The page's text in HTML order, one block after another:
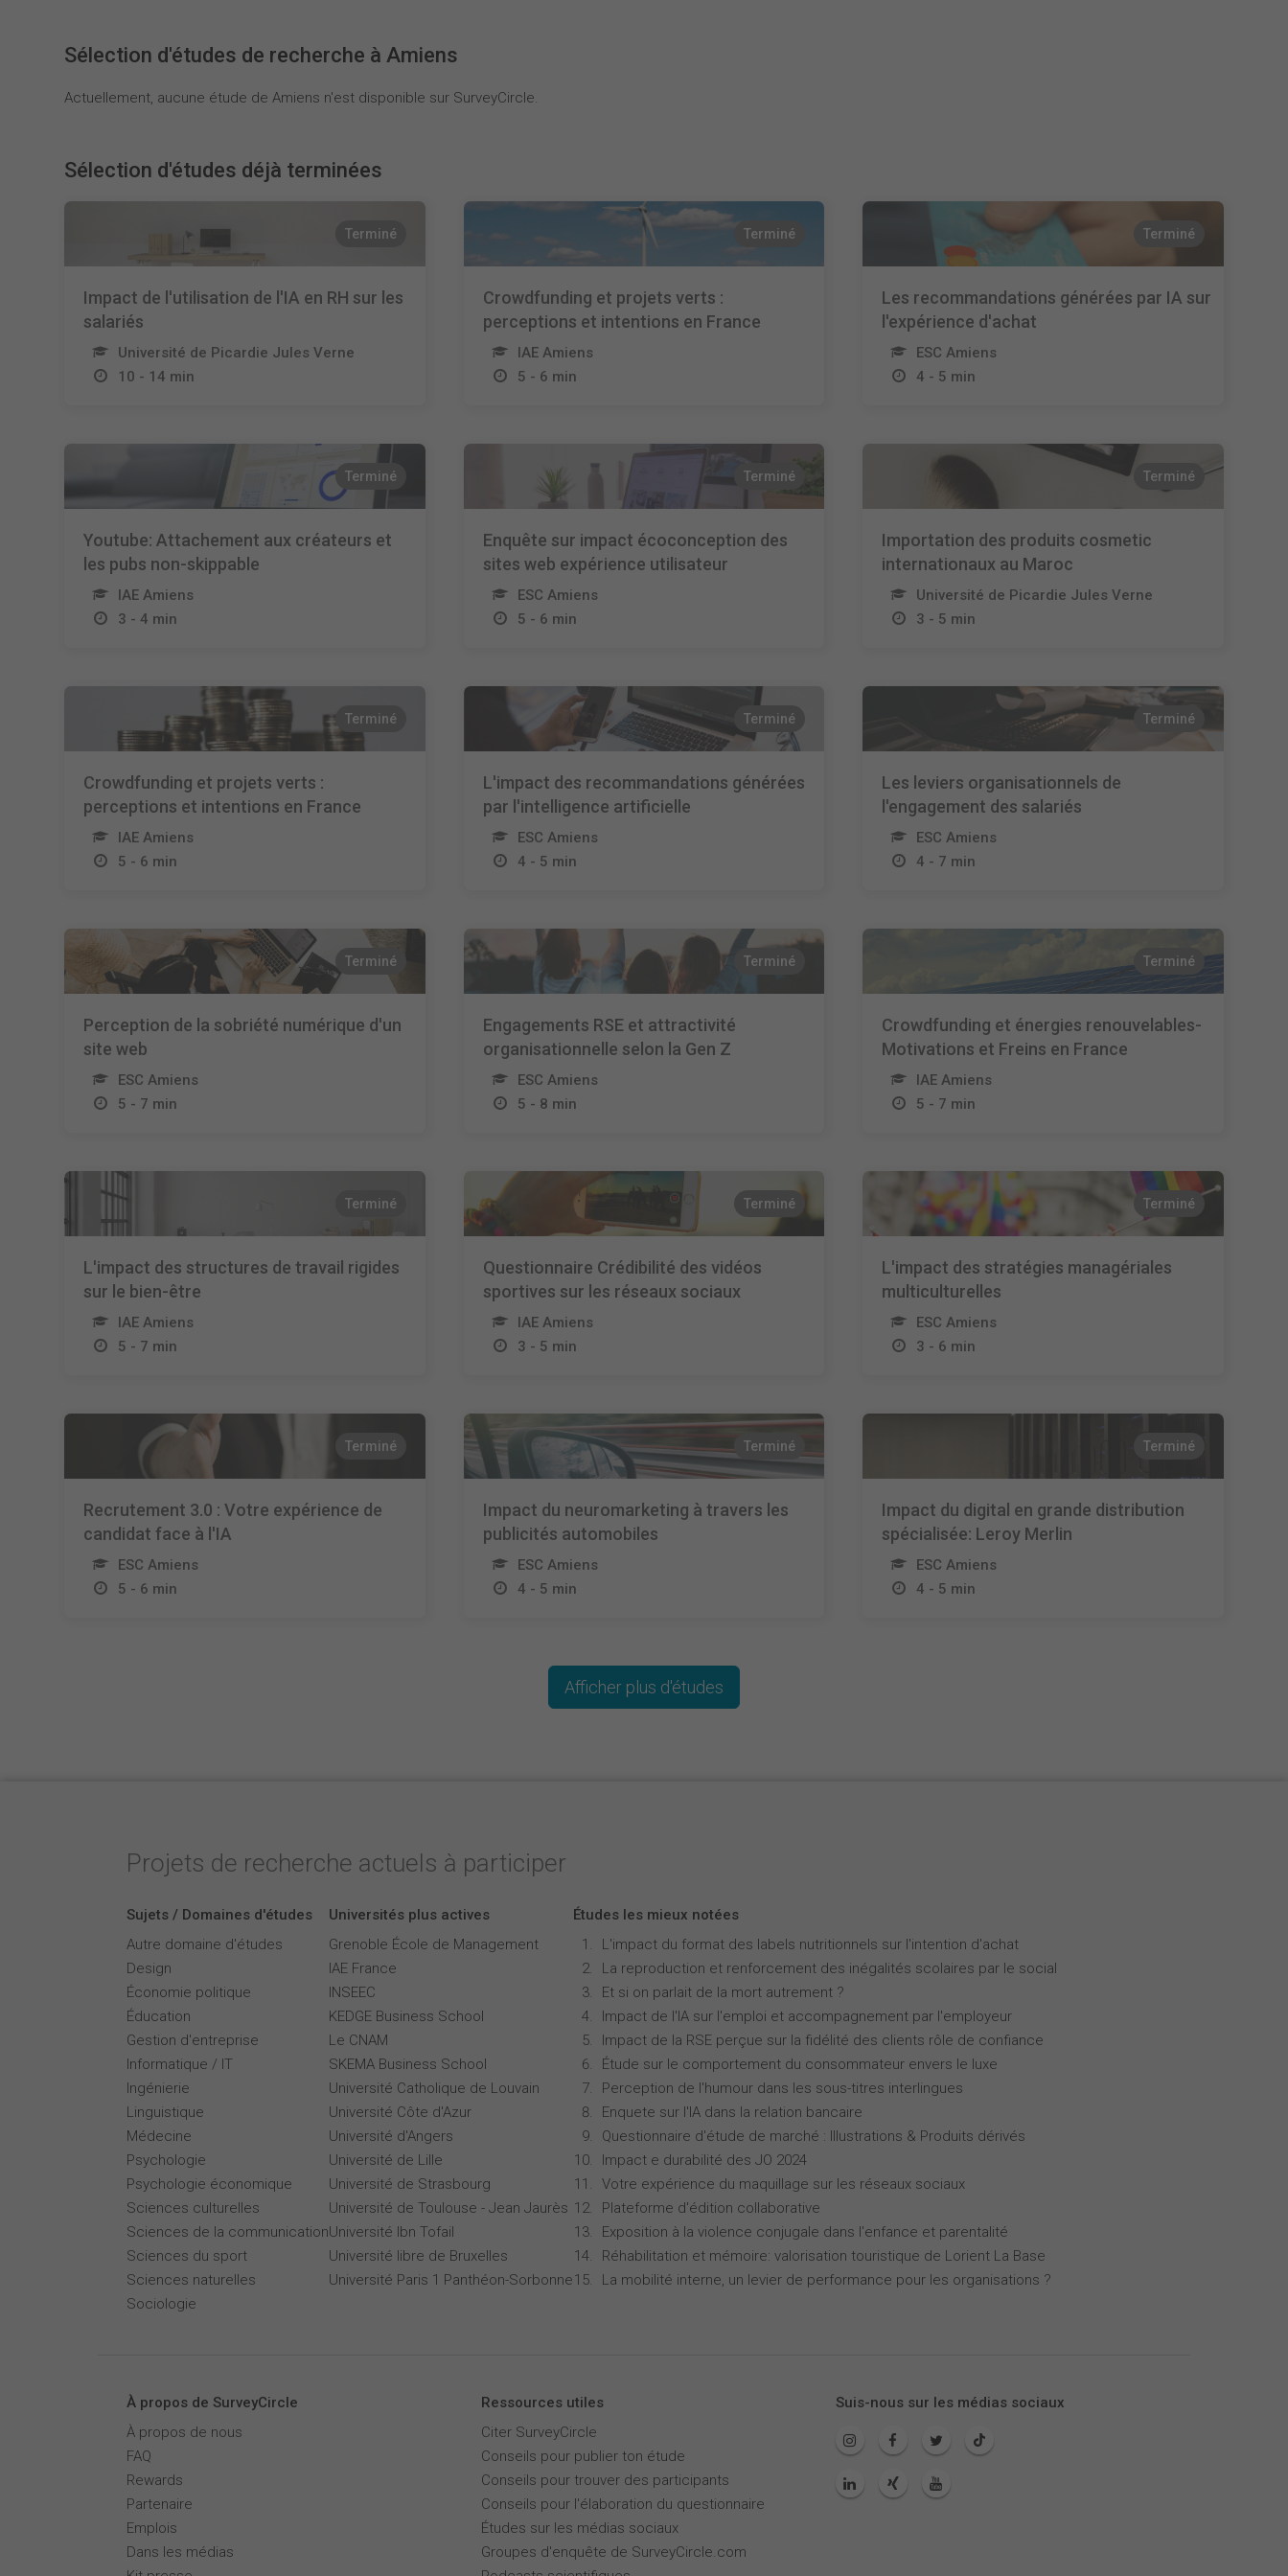
Sélection d'études de recherche à Amiens
Actuellement, aucune étude de Amiens n'est disponible sur SurveyCircle.
Sélection d'études déjà terminées
Terminé
Impact de l'utilisation de l'IA en RH sur les
salariés
Université de Picardie Jules Verne
10 - 14 min
Terminé
Crowdfunding et projets verts :
perceptions et intentions en France
IAE Amiens
5 - 6 min
Terminé
Les recommandations générées par IA sur
l'expérience d'achat
ESC Amiens
4 - 5 min
Terminé
Youtube: Attachement aux créateurs et
les pubs non-skippable
IAE Amiens
3 - 4 min
Terminé
Enquête sur impact écoconception des
sites web expérience utilisateur
ESC Amiens
5 - 6 min
Terminé
Importation des produits cosmetic
internationaux au Maroc
Université de Picardie Jules Verne
3 - 5 min
Terminé
Crowdfunding et projets verts :
perceptions et intentions en France
IAE Amiens
5 - 6 min
Terminé
L'impact des recommandations générées
par l'intelligence artificielle
ESC Amiens
4 - 5 min
Terminé
Les leviers organisationnels de
l'engagement des salariés
ESC Amiens
4 - 7 min
Terminé
Perception de la sobriété numérique d'un
site web
ESC Amiens
5 - 7 min
Terminé
Engagements RSE et attractivité
organisationnelle selon la Gen Z
ESC Amiens
5 - 8 min
Terminé
Crowdfunding et énergies renouvelables-
Motivations et Freins en France
IAE Amiens
5 - 7 min
Terminé
L'impact des structures de travail rigides
sur le bien-être
IAE Amiens
5 - 7 min
Terminé
Questionnaire Crédibilité des vidéos
sportives sur les réseaux sociaux
IAE Amiens
3 - 5 min
Terminé
L'impact des stratégies managériales
multiculturelles
ESC Amiens
3 - 6 min
Terminé
Recrutement 3.0 : Votre expérience de
candidat face à l'IA
ESC Amiens
5 - 6 min
Terminé
Impact du neuromarketing à travers les
publicités automobiles
ESC Amiens
4 - 5 min
Terminé
Impact du digital en grande distribution
spécialisée: Leroy Merlin
ESC Amiens
4 - 5 min
Afficher plus d'études
Projets de recherche actuels à participer
Sujets / Domaines d'études
Autre domaine d'études
Design
Économie politique
Éducation
Gestion d'entreprise
Informatique / IT
Ingénierie
Linguistique
Médecine
Psychologie
Psychologie économique
Sciences culturelles
Sciences de la communication
Sciences du sport
Sciences naturelles
Sociologie
Universités plus actives
Grenoble École de Management
IAE France
INSEEC
KEDGE Business School
Le CNAM
SKEMA Business School
Université Catholique de Louvain
Université Côte d'Azur
Université d'Angers
Université de Lille
Université de Strasbourg
Université de Toulouse - Jean Jaurès
Université Ibn Tofail
Université libre de Bruxelles
Université Paris 1 Panthéon-Sorbonne
Études les mieux notées
L'impact du format des labels nutritionnels sur l'intention d'achat
La reproduction et renforcement des inégalités scolaires par le social
Et si on parlait de la mort autrement ?
Impact de l'IA sur l'emploi et accompagnement par l'employeur
Impact de la RSE perçue sur la fidélité des clients rôle de confiance
Étude sur le comportement du consommateur envers le luxe
Perception de l'humour dans les sous-titres interlingues
Enquete sur l'IA dans la relation bancaire
Questionnaire d'étude de marché : Illustrations & Produits dérivés
Impact e durabilité des JO 2024
Votre expérience du maquillage sur les réseaux sociaux
Plateforme d'édition collaborative
Exposition à la violence conjugale dans l'enfance et parentalité
Réhabilitation et mémoire: valorisation touristique de Lorient La Base
La mobilité interne, un levier de performance pour les organisations ?
À propos de SurveyCircle
À propos de nous
FAQ
Rewards
Partenaire
Emplois
Dans les médias
Ressources utiles
Citer SurveyCircle
Conseils pour publier ton étude
Conseils pour trouver des participants
Conseils pour l'élaboration du questionnaire
Études sur les médias sociaux
Groupes d'enquête de SurveyCircle.com
Suis-nous sur les médias sociaux